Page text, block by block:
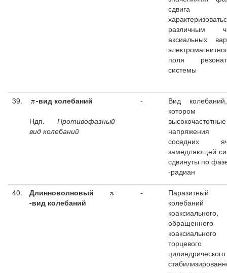
сдвига
различным
аксиальных
поля
системы
39.
-вид колебаний
Ндп. Противофазный
вид колебаний
-
Вид
котором
высокочастотные
соседних
замедляющей
сдвинуты по
-радиан
40.
Длинноволновый
-вид колебаний
-
колебаний
коаксиального,
обращенного
торцевого
цилиндрического